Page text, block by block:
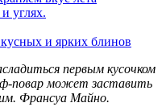
углях.
и ярких блинов
первым кусочком
повар может заставить
Франсуа Майно.